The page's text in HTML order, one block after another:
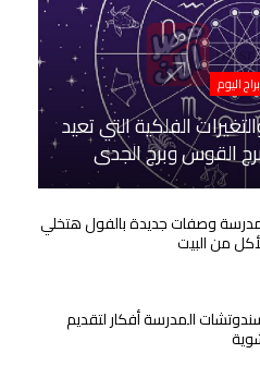
اليوم
الفلكية التي تعيد
القوس وبرج الجدي
وصفات جديدة بالفول هتخلي
من البيت
المدرسة أفكار لتقديم